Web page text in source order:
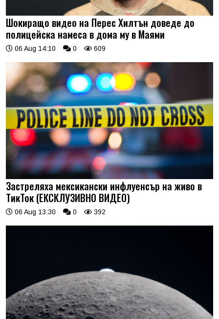
Шокиращо видео на Перес Хилтън доведе до
полицейска намеса в дома му в Маями
06 Aug 14:10 0 609
Застреляха мексикански инфлуенсър на живо в
ТикТок (ЕКСКЛУЗИВНО ВИДЕО)
06 Aug 13:30 0 392